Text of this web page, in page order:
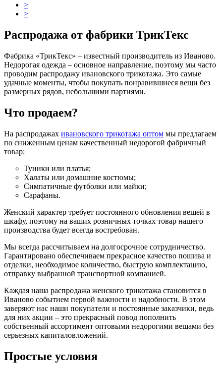
>
>|
Распродажа от фабрики ТрикТекс
Фабрика «ТрикТекс» – известный производитель из Иваново.
Недорогая одежда – основное направление, поэтому мы часто
проводим распродажу ивановского трикотажа. Это самые
удачные моменты, чтобы покупать понравившиеся вещи без
размерных рядов, небольшими партиями.
Что продаем?
На распродажах ивановского трикотажа оптом мы предлагаем
по сниженным ценам качественный недорогой фабричный
товар:
Туники или платья;
Халаты или домашние костюмы;
Симпатичные футболки или майки;
Сарафаны.
Женский характер требует постоянного обновления вещей в
шкафу, поэтому на ваших розничных точках товар нашего
производства будет всегда востребован.
Мы всегда рассчитываем на долгосрочное сотрудничество.
Гарантировано обеспечиваем прекрасное качество пошива и
отделки, необходимое количество, быструю комплектацию,
отправку выбранной транспортной компанией.
Каждая наша распродажа женского трикотажа становится в
Иваново событием первой важности и надобности. В этом
заверяют нас наши покупатели и постоянные заказчики, ведь
для них акции – это прекрасный повод пополнить
собственный ассортимент оптовыми недорогими вещами без
серьезных капиталовложений.
Простые условия